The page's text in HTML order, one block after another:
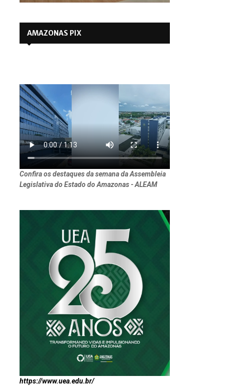
AMAZONAS PIX
Confira os destaques da semana da Assembleia
Legislativa do Estado do Amazonas - ALEAM
https://www.uea.edu.br/